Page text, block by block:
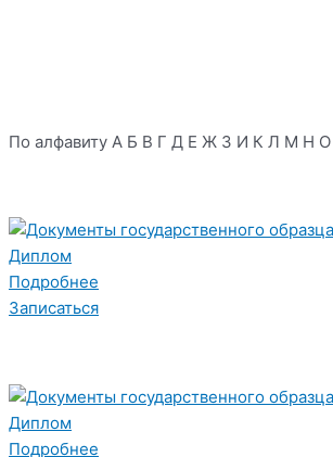
По алфавиту А Б В Г Д Е Ж З И К Л М Н О
Диплом
Подробнее
Записаться
Диплом
Подробнее